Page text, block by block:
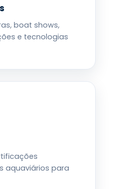
boat shows,
e tecnologias
aquaviários para